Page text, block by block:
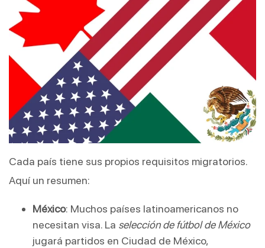
Cada país tiene sus propios requisitos migratorios.
Aquí un resumen:
México: Muchos países latinoamericanos no
necesitan visa. La selección de fútbol de México
jugará partidos en Ciudad de México,